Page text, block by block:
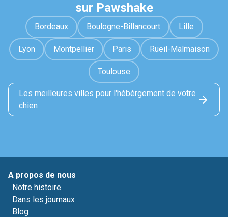
sur Pawshake
Bordeaux Boulogne-Billancourt Lille
Lyon Montpellier Paris Rueil-Malmaison
Toulouse
Les meilleures villes pour l'hébérgement de votre
chien
A propos de nous
Notre histoire
Dans les journaux
Blog